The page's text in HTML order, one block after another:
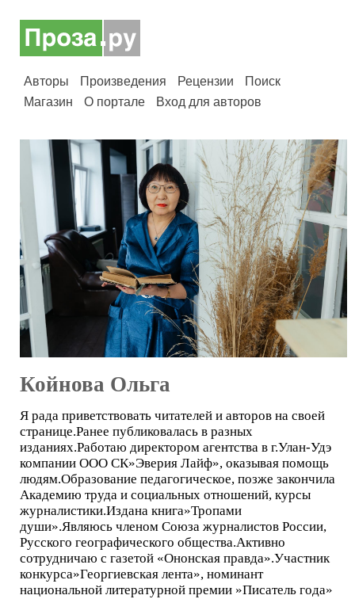
Авторы Произведения Рецензии
Поиск
Магазин
О портале Вход для авторов
Койнова Ольга
Я рада приветствовать читателей и авторов на своей
странице.Ранее публиковалась в разных
изданиях.Работаю директором агентства в г.Улан-Удэ
компании ООО СК»Эверия Лайф», оказывая помощь
людям.Образование педагогическое, позже закончила
Академию труда и социальных отношений, курсы
журналистики.Издана книга»Тропами
души».Являюсь членом Союза журналистов России,
Русского географического общества.Активно
сотрудничаю с газетой «Ононская правда».Участник
конкурса»Георгиевская лента», номинант
национальной литературной премии »Писатель года»